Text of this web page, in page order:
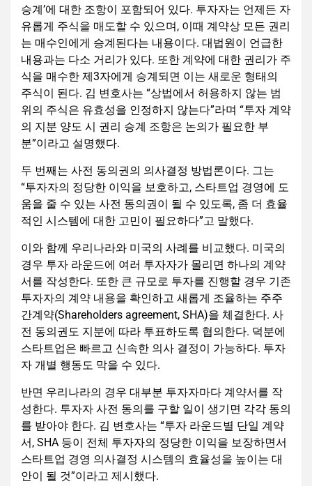
승계’에 대한 조항이 포함되어 있다. 투자자는 언제든 자
유롭게 주식을 매도할 수 있으며, 이때 계약상 모든 권리
는 매수인에게 승계된다는 내용이다. 대법원이 언급한
내용과는 다소 거리가 있다. 또한 계약에 대한 권리가 주
식을 매수한 제3자에게 승계되면 이는 새로운 형태의
주식이 된다. 김 변호사는 “상법에서 허용하지 않는 범
위의 주식은 유효성을 인정하지 않는다”라며 “투자 계약
의 지분 양도 시 권리 승계 조항은 논의가 필요한 부
분”이라고 설명했다.
두 번째는 사전 동의권의 의사결정 방법론이다. 그는
“투자자의 정당한 이익을 보호하고, 스타트업 경영에 도
움을 줄 수 있는 사전 동의권이 될 수 있도록, 좀 더 효율
적인 시스템에 대한 고민이 필요하다”고 말했다.
이와 함께 우리나라와 미국의 사례를 비교했다. 미국의
경우 투자 라운드에 여러 투자자가 몰리면 하나의 계약
서를 작성한다. 또한 큰 규모로 투자를 진행할 경우 기존
투자자의 계약 내용을 확인하고 새롭게 조율하는 주주
간계약(Shareholders agreement, SHA)을 체결한다. 사
전 동의권도 지분에 따라 투표하도록 협의한다. 덕분에
스타트업은 빠르고 신속한 의사 결정이 가능하다. 투자
자 개별 행동도 막을 수 있다.
반면 우리나라의 경우 대부분 투자자마다 계약서를 작
성한다. 투자자 사전 동의를 구할 일이 생기면 각각 동의
를 받아야 한다. 김 변호사는 “투자 라운드별 단일 계약
서, SHA 등이 전체 투자자의 정당한 이익을 보장하면서
스타트업 경영 의사결정 시스템의 효율성을 높이는 대
안이 될 것”이라고 제시했다.